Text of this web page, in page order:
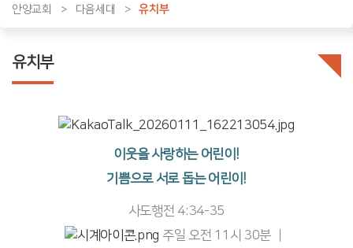
안양교회 > 다음세대 > 유치부
유치부
이웃을 사랑하는 어린이!
기쁨으로 서로 돕는 어린이!
사도행전 4:34-35
주일 오전 11시 30분 ｜